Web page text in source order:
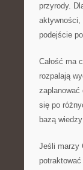
przyrody.
aktywności,
podejście
Całość ma
rozpalają
się po
bazą
Jeśli marzy